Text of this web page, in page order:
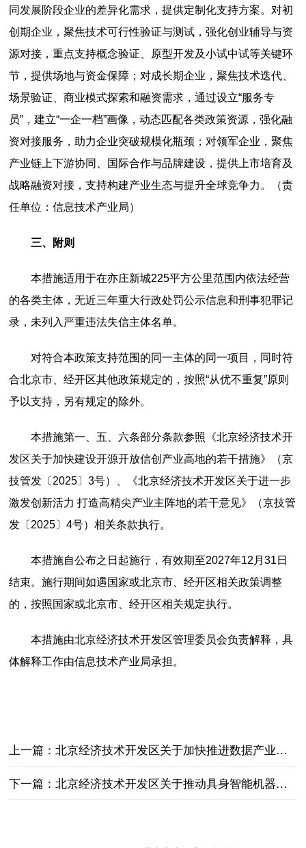
同发展阶段企业的差异化需求，提供定制化支持方案。对初
创期企业，聚焦技术可行性验证与测试，强化创业辅导与资
源对接，重点支持概念验证、原型开发及小试中试等关键环
节，提供场地与资金保障；对成长期企业，聚焦技术迭代、
场景验证、商业模式探索和融资需求，通过设立“服务专
员”，建立“一企一档”画像，动态匹配各类政策资源，强化融
资对接服务，助力企业突破规模化瓶颈；对领军企业，聚焦
产业链上下游协同、国际合作与品牌建设，提供上市培育及
战略融资对接，支持构建产业生态与提升全球竞争力。（责
任单位：信息技术产业局）
三、附则
本措施适用于在亦庄新城225平方公里范围内依法经营
的各类主体，无近三年重大行政处罚公示信息和刑事犯罪记
录，未列入严重违法失信主体名单。
对符合本政策支持范围的同一主体的同一项目，同时符
合北京市、经开区其他政策规定的，按照“从优不重复”原则
予以支持，另有规定的除外。
本措施第一、五、六条部分条款参照《北京经济技术开
发区关于加快建设开源开放信创产业高地的若干措施》（京
技管发〔2025〕3号）、《北京经济技术开发区关于进一步
激发创新活力 打造高精尖产业主阵地的若干意见》（京技管
发〔2025〕4号）相关条款执行。
本措施自公布之日起施行，有效期至2027年12月31日
结束。施行期间如遇国家或北京市、经开区相关政策调整
的，按照国家或北京市、经开区相关规定执行。
本措施由北京经济技术开发区管理委员会负责解释，具
体解释工作由信息技术产业局承担。
上一篇：北京经济技术开发区关于加快推进数据产业高质量发展的若干措施
下一篇：北京经济技术开发区关于推动具身智能机器人创新发展的若干措施